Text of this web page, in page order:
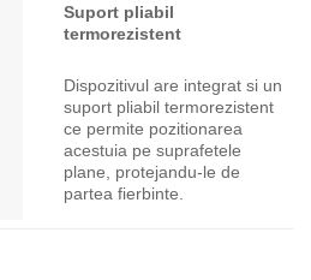
Suport pliabil
termorezistent
Dispozitivul are integrat si un
suport pliabil termorezistent
ce permite pozitionarea
acestuia pe suprafetele
plane, protejandu-le de
partea fierbinte.